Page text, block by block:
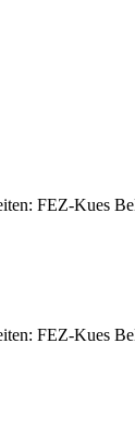
FEZ-Kues
FEZ-Kues